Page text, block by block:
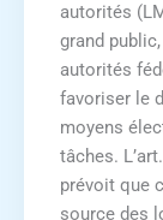
autorités
grand
autorités
favoriser le
moyens
tâches.
prévoit que
source des